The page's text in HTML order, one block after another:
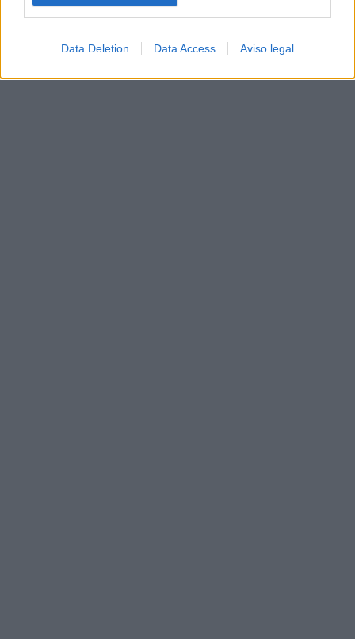
Data Deletion Data Access Aviso legal